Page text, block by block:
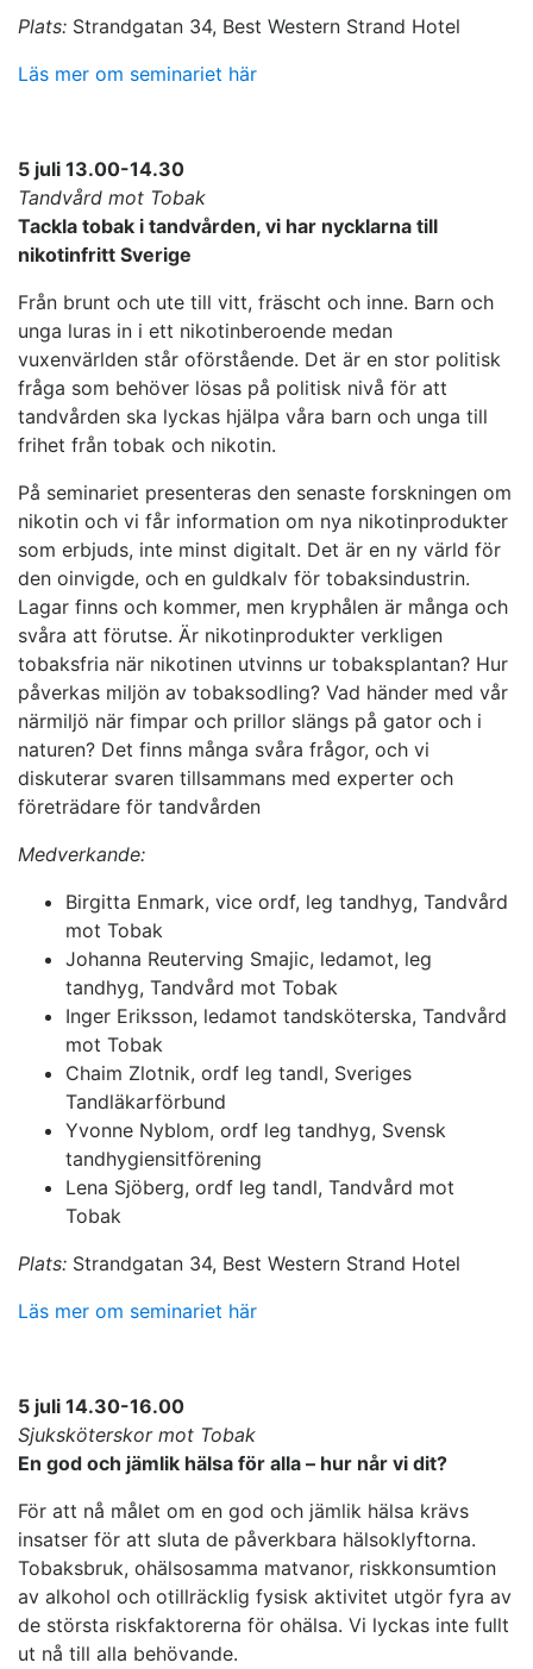
Plats: Strandgatan 34, Best Western Strand Hotel
Läs mer om seminariet här
5 juli 13.00-14.30
Tandvård mot Tobak
Tackla tobak i tandvården, vi har nycklarna till
nikotinfritt Sverige
Från brunt och ute till vitt, fräscht och inne. Barn och
unga luras in i ett nikotinberoende medan
vuxenvärlden står oförstående. Det är en stor politisk
fråga som behöver lösas på politisk nivå för att
tandvården ska lyckas hjälpa våra barn och unga till
frihet från tobak och nikotin.
På seminariet presenteras den senaste forskningen om
nikotin och vi får information om nya nikotinprodukter
som erbjuds, inte minst digitalt. Det är en ny värld för
den oinvigde, och en guldkalv för tobaksindustrin.
Lagar finns och kommer, men kryphålen är många och
svåra att förutse. Är nikotinprodukter verkligen
tobaksfria när nikotinen utvinns ur tobaksplantan? Hur
påverkas miljön av tobaksodling? Vad händer med vår
närmiljö när fimpar och prillor slängs på gator och i
naturen? Det finns många svåra frågor, och vi
diskuterar svaren tillsammans med experter och
företrädare för tandvården
Medverkande:
Birgitta Enmark, vice ordf, leg tandhyg, Tandvård
mot Tobak
Johanna Reuterving Smajic, ledamot, leg
tandhyg, Tandvård mot Tobak
Inger Eriksson, ledamot tandsköterska, Tandvård
mot Tobak
Chaim Zlotnik, ordf leg tandl, Sveriges
Tandläkarförbund
Yvonne Nyblom, ordf leg tandhyg, Svensk
tandhygiensitförening
Lena Sjöberg, ordf leg tandl, Tandvård mot
Tobak
Plats: Strandgatan 34, Best Western Strand Hotel
Läs mer om seminariet här
5 juli 14.30-16.00
Sjuksköterskor mot Tobak
En god och jämlik hälsa för alla – hur når vi dit?
För att nå målet om en god och jämlik hälsa krävs
insatser för att sluta de påverkbara hälsoklyftorna.
Tobaksbruk, ohälsosamma matvanor, riskkonsumtion
av alkohol och otillräcklig fysisk aktivitet utgör fyra av
de största riskfaktorerna för ohälsa. Vi lyckas inte fullt
ut nå till alla behövande.